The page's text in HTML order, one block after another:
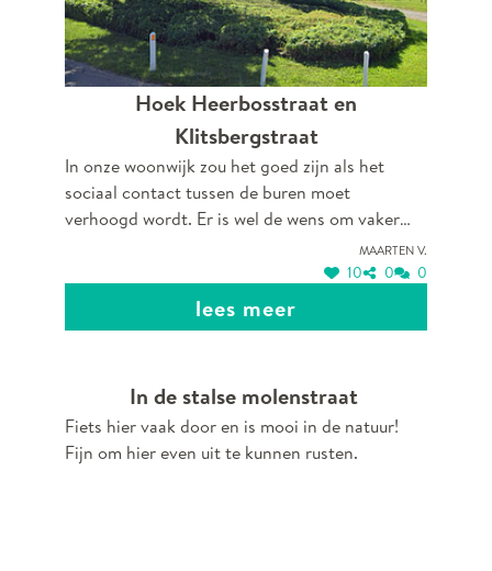
Hoek Heerbosstraat en
Klitsbergstraat
In onze woonwijk zou het goed zijn als het
sociaal contact tussen de buren moet
verhoogd wordt. Er is wel de wens om vaker
contact te hebben, een zitbank zou echt helpen
omdat er geen ingericht pleintje is in onze wijk.
Omringende buren zijn al langer vragende
Maarten V.
10 0 0
lees meer
In de stalse molenstraat
Fiets hier vaak door en is mooi in de natuur!
Fijn om hier even uit te kunnen rusten.